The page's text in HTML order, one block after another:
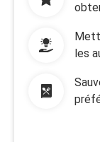
les